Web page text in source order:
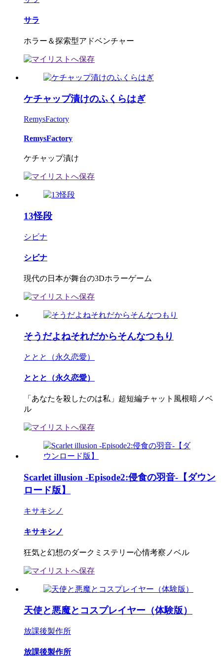
サラ
ホラー＆探索型アドベンチャー
ケチャップ漬けのふくらはぎ
RemysFactory
RemysFactory
ケチャップ漬け
13怪段
シビナ
シビナ
現代の日本が舞台の3Dホラーゲーム
そうだよねそれだからそんなつもり
ととと（永久恋愛）
ととと（永久恋愛）
「あなたを殺したのは私」超短編チャット風根暗ノベ
ル
Scarlet illusion -Episode2:侵食の羽音-【ダウン
ロード版】
キサキシノ
キサキシノ
狂気と幻想のダークミステリー心情考察ノベル
天使と悪魔とコスプレイヤー（体験版）
放課後製作所
放課後製作所